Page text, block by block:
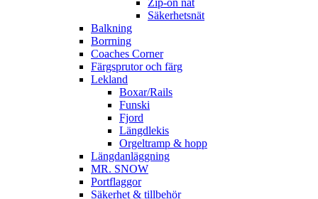
Zip-on nät
Säkerhetsnät
Balkning
Borrning
Coaches Corner
Färgsprutor och färg
Lekland
Boxar/Rails
Funski
Fjord
Längdlekis
Orgeltramp & hopp
Längdanläggning
MR. SNOW
Portflaggor
Säkerhet & tillbehör